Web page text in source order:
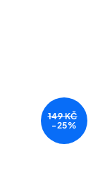
149 KČ
-25%